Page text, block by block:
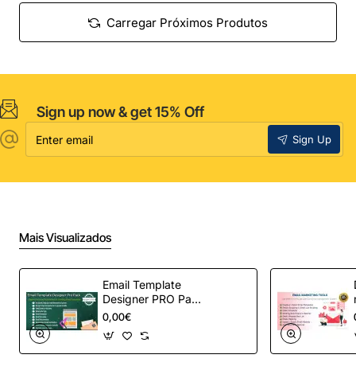
Carregar Próximos Produtos
Sign up now & get 15% Off
email
Sign Up
Mais Visualizados
Email Template
Designer PRO Pack
– Automação de e-
mail definitiva para
OpenCart
0,00€